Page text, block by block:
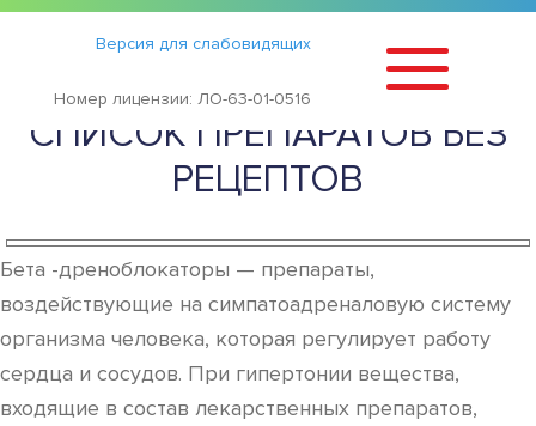
Версия для слабовидящих
Номер лицензии: ЛО-63-01-0516
Статьи ›
АДРЕНОБЛОКАТОРЫ
СПИСОК ПРЕПАРАТОВ БЕЗ
РЕЦЕПТОВ
Бета -дреноблокаторы — препараты,
воздействующие на симпатоадреналовую систему
организма человека, которая регулирует работу
сердца и сосудов. При гипертонии вещества,
входящие в состав лекарственных препаратов,